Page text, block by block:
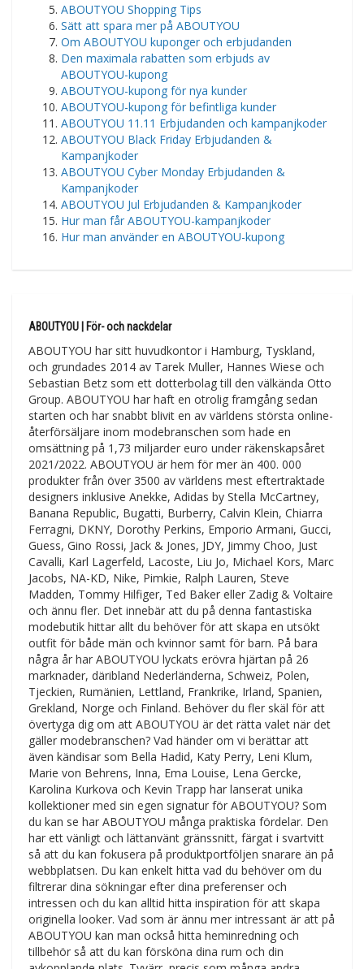
ABOUTYOU Shopping Tips
Sätt att spara mer på ABOUTYOU
Om ABOUTYOU kuponger och erbjudanden
Den maximala rabatten som erbjuds av
ABOUTYOU-kupong
ABOUTYOU-kupong för nya kunder
ABOUTYOU-kupong för befintliga kunder
ABOUTYOU 11.11 Erbjudanden och kampanjkoder
ABOUTYOU Black Friday Erbjudanden &
Kampanjkoder
ABOUTYOU Cyber Monday Erbjudanden &
Kampanjkoder
ABOUTYOU Jul Erbjudanden & Kampanjkoder
Hur man får ABOUTYOU-kampanjkoder
Hur man använder en ABOUTYOU-kupong
ABOUTYOU | För- och nackdelar
ABOUTYOU har sitt huvudkontor i Hamburg, Tyskland,
och grundades 2014 av Tarek Muller, Hannes Wiese och
Sebastian Betz som ett dotterbolag till den välkända Otto
Group. ABOUTYOU har haft en otrolig framgång sedan
starten och har snabbt blivit en av världens största online-
återförsäljare inom modebranschen som hade en
omsättning på 1,73 miljarder euro under räkenskapsåret
2021/2022. ABOUTYOU är hem för mer än 400. 000
produkter från över 3500 av världens mest eftertraktade
designers inklusive Anekke, Adidas by Stella McCartney,
Banana Republic, Bugatti, Burberry, Calvin Klein, Chiarra
Ferragni, DKNY, Dorothy Perkins, Emporio Armani, Gucci,
Guess, Gino Rossi, Jack & Jones, JDY, Jimmy Choo, Just
Cavalli, Karl Lagerfeld, Lacoste, Liu Jo, Michael Kors, Marc
Jacobs, NA-KD, Nike, Pimkie, Ralph Lauren, Steve
Madden, Tommy Hilfiger, Ted Baker eller Zadig & Voltaire
och ännu fler. Det innebär att du på denna fantastiska
modebutik hittar allt du behöver för att skapa en utsökt
outfit för både män och kvinnor samt för barn. På bara
några år har ABOUTYOU lyckats erövra hjärtan på 26
marknader, däribland Nederländerna, Schweiz, Polen,
Tjeckien, Rumänien, Lettland, Frankrike, Irland, Spanien,
Grekland, Norge och Finland. Behöver du fler skäl för att
övertyga dig om att ABOUTYOU är det rätta valet när det
gäller modebranschen? Vad händer om vi berättar att
även kändisar som Bella Hadid, Katy Perry, Leni Klum,
Marie von Behrens, Inna, Ema Louise, Lena Gercke,
Karolina Kurkova och Kevin Trapp har lanserat unika
kollektioner med sin egen signatur för ABOUTYOU? Som
du kan se har ABOUTYOU många praktiska fördelar. Den
har ett vänligt och lättanvänt gränssnitt, färgat i svartvitt
så att du kan fokusera på produktportföljen snarare än på
webbplatsen. Du kan enkelt hitta vad du behöver om du
filtrerar dina sökningar efter dina preferenser och
intressen och du kan alltid hitta inspiration för att skapa
originella looker. Vad som är ännu mer intressant är att på
ABOUTYOU kan man också hitta heminredning och
tillbehör så att du kan försköna dina rum och din